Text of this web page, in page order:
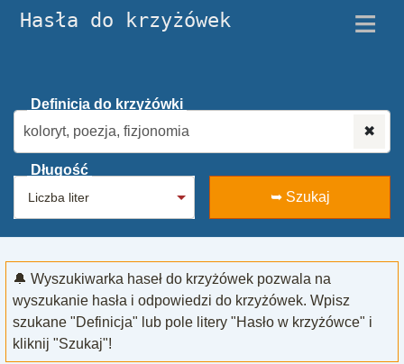
Hasła do krzyżówek ≡
Definicja do krzyżówki
✖
Długość
➥ Szukaj
🔔 Wyszukiwarka haseł do krzyżówek pozwala na
wyszukanie hasła i odpowiedzi do krzyżówek. Wpisz
szukane "Definicja" lub pole litery "Hasło w krzyżówce" i
kliknij "Szukaj"!